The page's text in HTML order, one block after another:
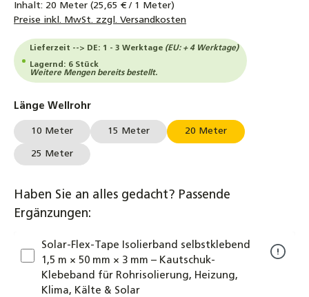
Inhalt: 20 Meter (25,65 € / 1 Meter)
Preise inkl. MwSt. zzgl. Versandkosten
Lieferzeit --> DE: 1 - 3 Werktage (EU: + 4 Werktage)
Lagernd: 6 Stück
Weitere Mengen bereits bestellt.
Länge Wellrohrauswählen
10 Meter 15 Meter 20 Meter
25 Meter
Haben Sie an alles gedacht? Passende
Ergänzungen:
Solar-Flex-Tape Isolierband selbstklebend
1,5 m × 50 mm × 3 mm – Kautschuk-
Klebeband für Rohrisolierung, Heizung,
Klima, Kälte & Solar